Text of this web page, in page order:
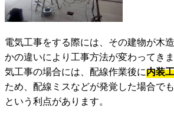
電気工事をする際には、その建物が木
かの違いにより工事方法が変わってき
気工事の場合には、配線作業後に内装
ため、配線ミスなどが発覚した場合でも
という利点があります。